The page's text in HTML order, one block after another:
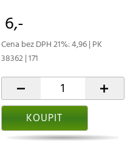
6,-
Cena bez DPH 21%: 4,96 | PK
38362 | 171
- +
KOUPIT